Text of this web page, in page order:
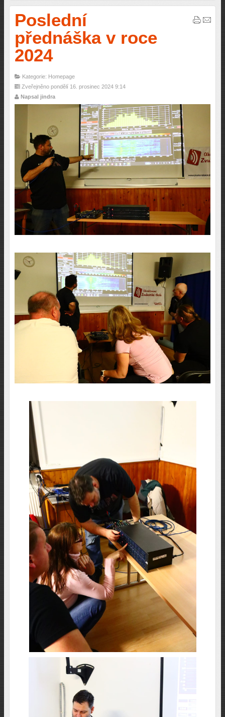
Poslední
přednáška v roce
2024
Kategorie: Homepage
Zveřejněno pondělí 16. prosinec 2024 9:14
Napsal jindra